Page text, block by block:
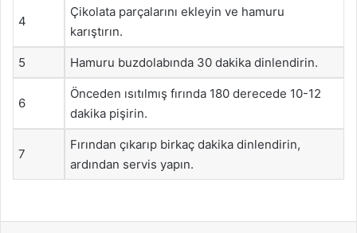
4
Çikolata parçalarını ekleyin ve hamuru
karıştırın.
5 Hamuru buzdolabında 30 dakika dinlendirin.
6
Önceden ısıtılmış fırında 180 derecede 10-12
dakika pişirin.
7
Fırından çıkarıp birkaç dakika dinlendirin,
ardından servis yapın.